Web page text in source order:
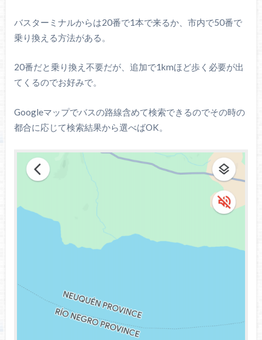
バスターミナルからは20番で1本で来るか、市内で50番で
乗り換える方法がある。
20番だと乗り換え不要だが、追加で1kmほど歩く必要が出
てくるのでお好みで。
Googleマップでバスの路線含めて検索できるのでその時の
都合に応じて検索結果から選べばOK。